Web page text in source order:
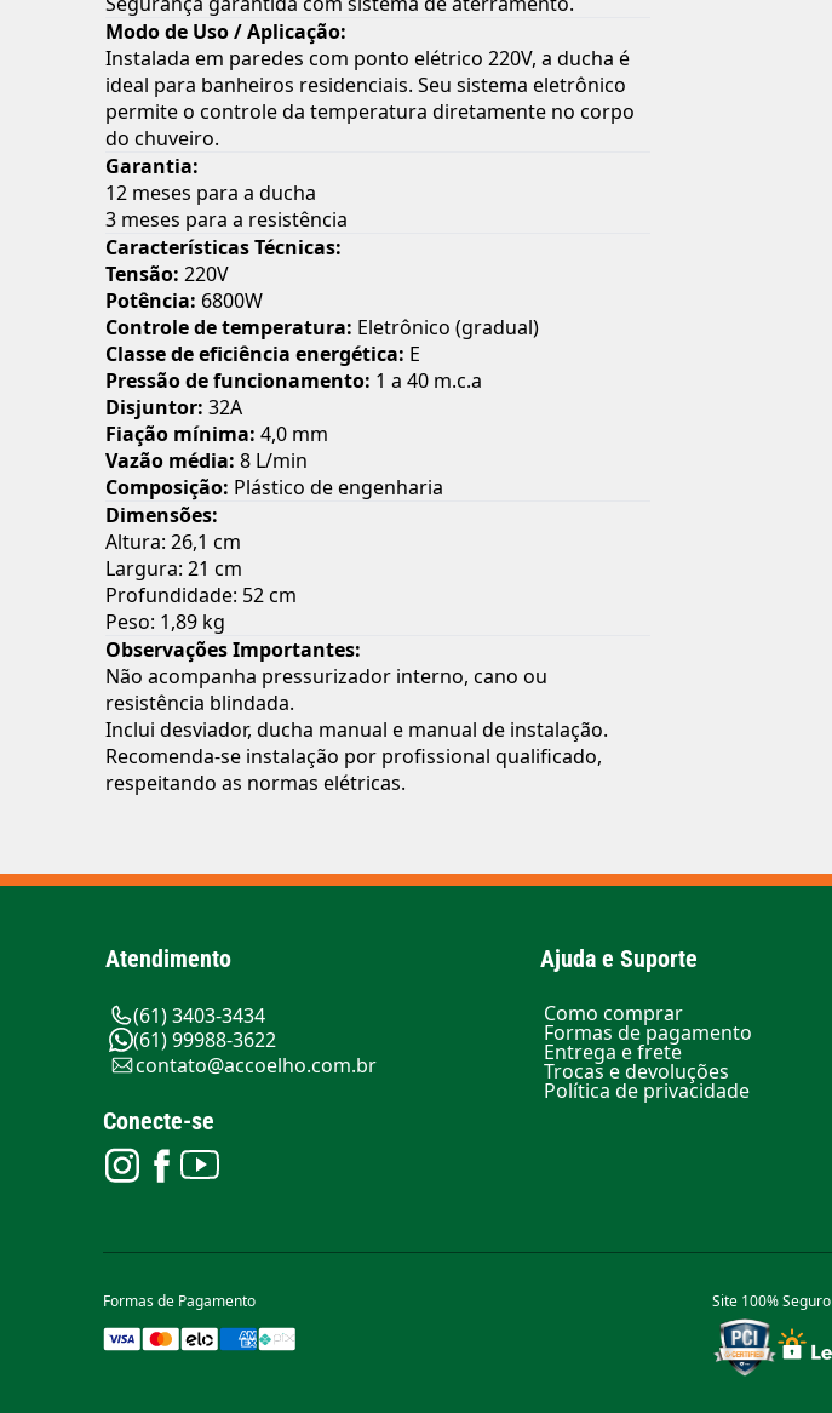
Modo de Uso / Aplicação:
Instalada em paredes com ponto elétrico 220V, a ducha é
ideal para banheiros residenciais. Seu sistema eletrônico
permite o controle da temperatura diretamente no corpo
do chuveiro.
Garantia:
12 meses para a ducha
3 meses para a resistência
Características Técnicas:
Tensão: 220V
Potência: 6800W
Controle de temperatura: Eletrônico (gradual)
Classe de eficiência energética: E
Pressão de funcionamento: 1 a 40 m.c.a
Disjuntor: 32A
Fiação mínima: 4,0 mm
Vazão média: 8 L/min
Composição: Plástico de engenharia
Dimensões:
Altura: 26,1 cm
Largura: 21 cm
Profundidade: 52 cm
Peso: 1,89 kg
Observações Importantes:
Não acompanha pressurizador interno, cano ou
resistência blindada.
Inclui desviador, ducha manual e manual de instalação.
Recomenda-se instalação por profissional qualificado,
respeitando as normas elétricas.
Atendimento
(61) 3403-3434
(61) 99988-3622
contato@accoelho.com.br
Conecte-se
Ajuda e Suporte
Como comprar
Formas de pagamento
Entrega e frete
Trocas e devoluções
Política de privacidade
Formas de Pagamento Site 100% Seguro